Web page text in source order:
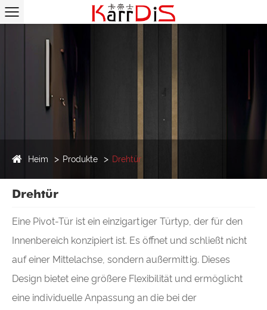
Heim Produkte Drehtür
Drehtür
Eine Pivot-Tür ist ein einzigartiger Türtyp, der für den
Innenbereich konzipiert ist. Es öffnet und schließt nicht
auf einer Mittelachse, sondern außermittig. Dieses
Design bietet eine größere Flexibilität und ermöglicht
eine individuelle Anpassung an die bei der